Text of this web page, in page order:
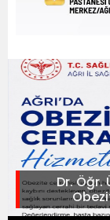
Dr. Öğr.